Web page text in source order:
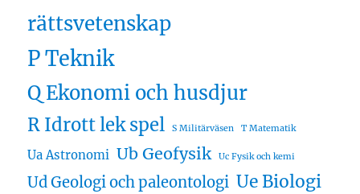
rättsvetenskap
P Teknik
Q Ekonomi och husdjur
R Idrott lek spel S Militärväsen T Matematik
Ua Astronomi Ub Geofysik Uc Fysik och kemi
Ud Geologi och paleontologi Ue Biologi